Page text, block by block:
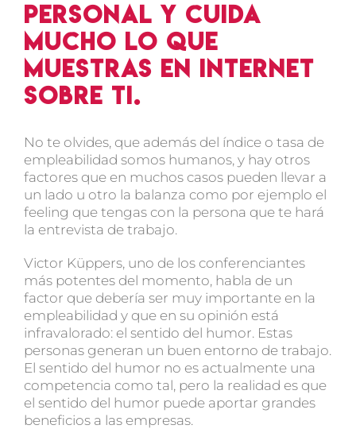
personal y cuida
mucho lo que
muestras en internet
sobre ti.
No te olvides, que además del índice o tasa de
empleabilidad somos humanos, y hay otros
factores que en muchos casos pueden llevar a
un lado u otro la balanza como por ejemplo el
feeling que tengas con la persona que te hará
la entrevista de trabajo.
Victor Küppers, uno de los conferenciantes
más potentes del momento, habla de un
factor que debería ser muy importante en la
empleabilidad y que en su opinión está
infravalorado: el sentido del humor. Estas
personas generan un buen entorno de trabajo.
El sentido del humor no es actualmente una
competencia como tal, pero la realidad es que
el sentido del humor puede aportar grandes
beneficios a las empresas.